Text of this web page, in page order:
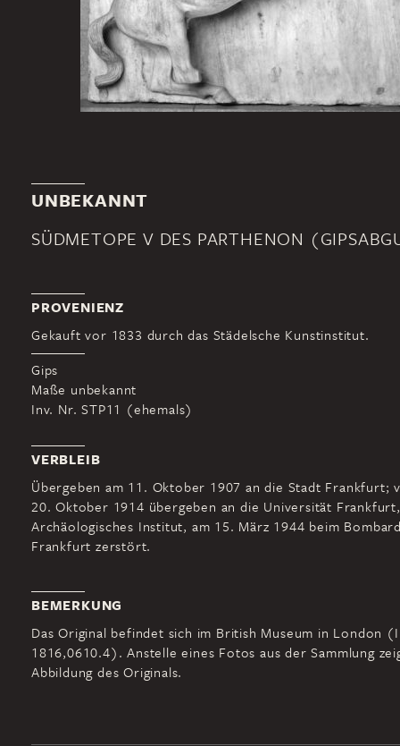
UNBEKANNT
SÜDMETOPE V DES PARTHENON
PROVENIENZ
Gekauft vor 1833 durch das Städelsche Kunstinstitut.
Gips
Maße unbekannt
Inv. Nr. STP11 (ehemals)
VERBLEIB
Übergeben am 11. Oktober 1907 an die Stadt Frankfurt;
20. Oktober 1914 übergeben an die Universität Frankfurt,
Archäologisches Institut, am 15. März 1944 beim
Frankfurt zerstört.
BEMERKUNG
Das Original befindet sich im British Museum in London
1816,0610.4). Anstelle eines Fotos aus der Sammlung
Abbildung des Originals.